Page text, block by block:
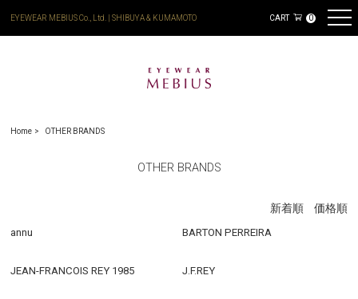
EYEWEAR MEBIUS Co., Ltd. | SHIBUYA & KUMAMOTO CART 0
Home OTHER BRANDS
OTHER BRANDS
新着順 価格順
annu BARTON PERREIRA
JEAN-FRANCOIS REY 1985 J.F.REY